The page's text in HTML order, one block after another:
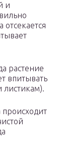
и
растение
впитывать
листикам).